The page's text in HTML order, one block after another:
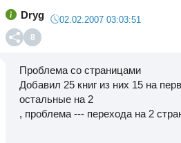
Dryg 02.02.2007 03:03:51
8
Проблема со страницами
Добавил 25 книг из них 15 на
остальные на 2
, проблема --- перехода на 2